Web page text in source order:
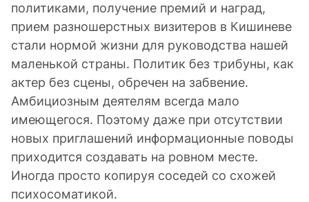
политиками, получение премий и наград,
прием разношерстных визитеров в Кишиневе
стали нормой жизни для руководства нашей
маленькой страны. Политик без трибуны, как
актер без сцены, обречен на забвение.
Амбициозным деятелям всегда мало
имеющегося. Поэтому даже при отсутствии
новых приглашений информационные поводы
приходится создавать на ровном месте.
Иногда просто копируя соседей со схожей
психосоматикой.